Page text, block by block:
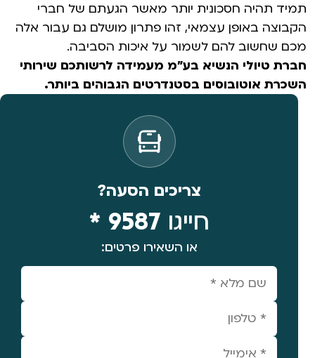
תמיד תהיה חסכונית יותר מאשר הגעתם של חברי
הקבוצה באופן עצמאי, זהו פתרון מושלם גם עבור אלה
מכם שחשוב להם לשמור על איכות הסביבה.
חברת טיולי הנשיא בע"מ מעמידה לרשותכם שירותי
השכרת אוטובוסים בסטנדרטים הגבוהים ביותר.
צריכים הסעה?
חייגו 9587 *
או השאירו פרטים: